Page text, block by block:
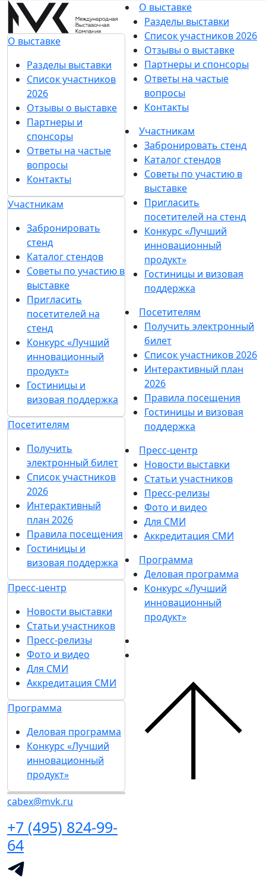
О выставке
Разделы выставки
Список участников
2026
Отзывы о выставке
Партнеры и
спонсоры
Ответы на частые
вопросы
Контакты
Участникам
Забронировать
стенд
Каталог стендов
Советы по участию в
выставке
Пригласить
посетителей на
стенд
Конкурс «Лучший
инновационный
продукт»
Гостиницы и
визовая поддержка
Посетителям
Получить
электронный билет
Список участников
2026
Интерактивный
план 2026
Правила посещения
Гостиницы и
визовая поддержка
Пресс-центр
Новости выставки
Статьи участников
Пресс-релизы
Фото и видео
Для СМИ
Аккредитация СМИ
Программа
Деловая программа
Конкурс «Лучший
инновационный
продукт»
cabex@mvk.ru
+7 (495) 824-99-
64
О выставке
Разделы выставки
Список участников 2026
Отзывы о выставке
Партнеры и спонсоры
Ответы на частые
вопросы
Контакты
Участникам
Забронировать стенд
Каталог стендов
Советы по участию в
выставке
Пригласить
посетителей на стенд
Конкурс «Лучший
инновационный
продукт»
Гостиницы и визовая
поддержка
Посетителям
Получить электронный
билет
Список участников 2026
Интерактивный план
2026
Правила посещения
Гостиницы и визовая
поддержка
Пресс-центр
Новости выставки
Статьи участников
Пресс-релизы
Фото и видео
Для СМИ
Аккредитация СМИ
Программа
Деловая программа
Конкурс «Лучший
инновационный
продукт»